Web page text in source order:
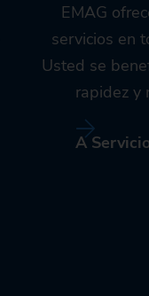
EMAG
servicios en
Usted se
rapidez y
A